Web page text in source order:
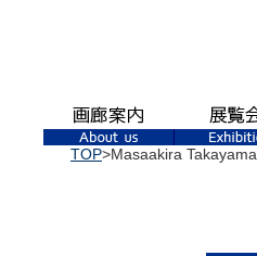
TOP>Masaakira Takayama